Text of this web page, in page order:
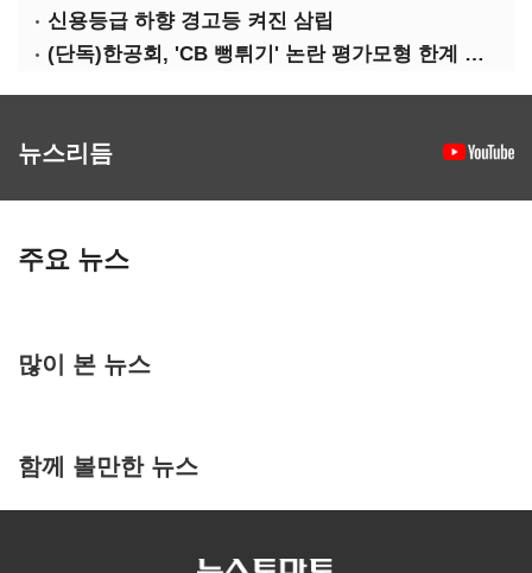
신용등급 하향 경고등 켜진 삼립
(단독)한공회, 'CB 뻥튀기' 논란 평가모형 한계 인정…당국 방관 속 장부 왜곡 수두룩
뉴스리듬
주요 뉴스
많이 본 뉴스
함께 볼만한 뉴스